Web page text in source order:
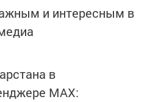
и интересным в
в
MАХ: